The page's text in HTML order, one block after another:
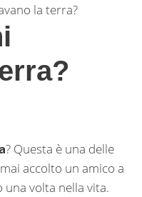
la terra?
? Questa è una delle
accolto un amico a
volta nella vita.